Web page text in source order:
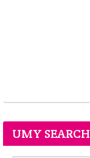
UMY SEARCH